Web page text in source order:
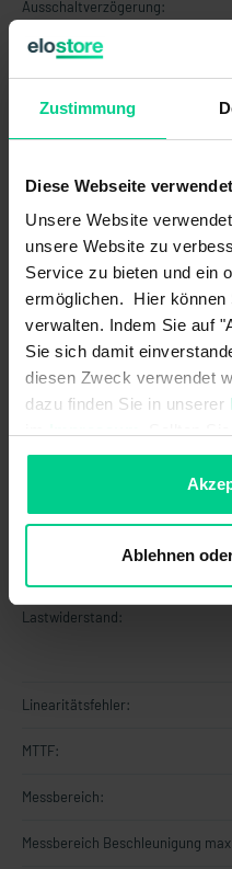
Zustimmung
Diese Webseite
Unsere Website
unsere Website zu
Service zu bieten und ein
ermöglichen. Hier können
verwalten. Indem Sie auf
Sie sich damit
diesen Zweck verwendet
dazu finden Sie in unserer
sein, können Sie die
Ablehnen
Ausschaltverzögerung:
Betriebsspannung:
EMV Erdbaumaschinen und
Baumaschinen (Norm):
EMV Flurförderzeuge (Norm):
Maschinen (Norm):
Einschaltverzögerung:
Hysterese:
Initialisierungszeit nach Power
Kontaktart:
Lastwiderstand:
Linearitätsfehler:
MTTF:
Messbereich:
Messbereich Beschleunigung